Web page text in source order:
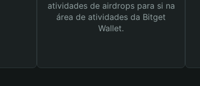
atividades de airdrops para si na
área de atividades da Bitget
Wallet.